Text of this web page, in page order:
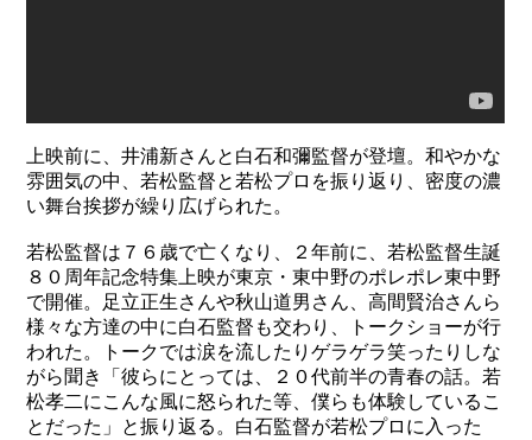
上映前に、井浦新さんと白石和彌監督が登壇。和やかな
雰囲気の中、若松監督と若松プロを振り返り、密度の濃
い舞台挨拶が繰り広げられた。
若松監督は７６歳で亡くなり、２年前に、若松監督生誕
８０周年記念特集上映が東京・東中野のポレポレ東中野
で開催。足立正生さんや秋山道男さん、高間賢治さんら
様々な方達の中に白石監督も交わり、トークショーが行
われた。トークでは涙を流したりゲラゲラ笑ったりしな
がら聞き「彼らにとっては、２０代前半の青春の話。若
松孝二にこんな風に怒られた等、僕らも体験しているこ
とだった」と振り返る。白石監督が若松プロに入った